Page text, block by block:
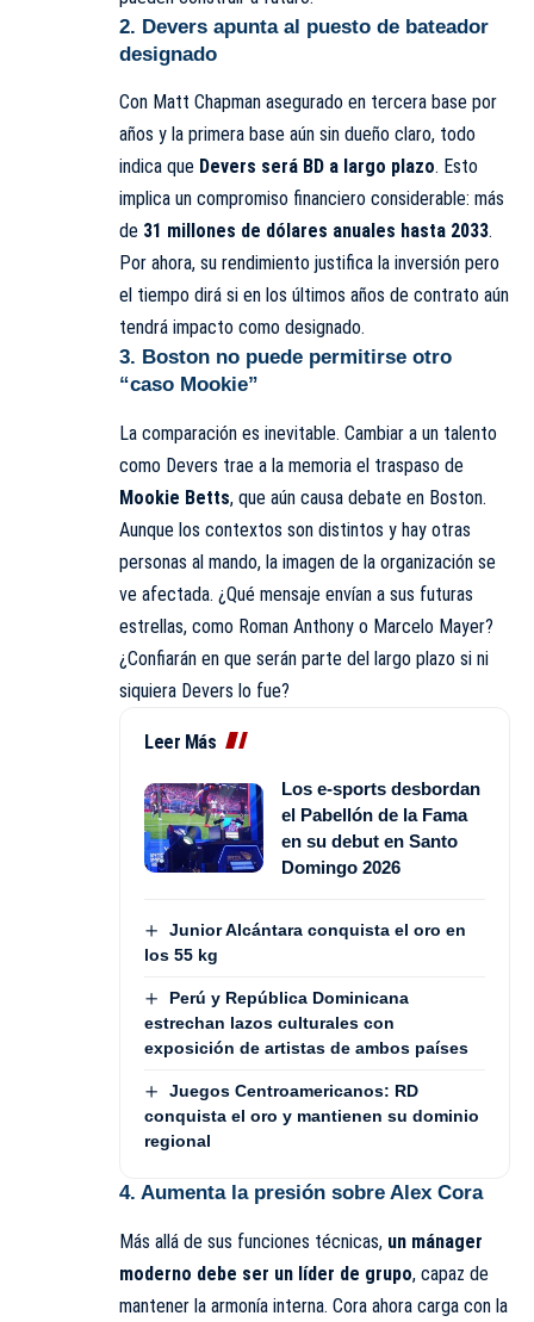
2. Devers apunta al puesto de bateador
designado
Con Matt Chapman asegurado en tercera base por
años y la primera base aún sin dueño claro, todo
indica que Devers será BD a largo plazo. Esto
implica un compromiso financiero considerable: más
de 31 millones de dólares anuales hasta 2033.
Por ahora, su rendimiento justifica la inversión pero
el tiempo dirá si en los últimos años de contrato aún
tendrá impacto como designado.
3. Boston no puede permitirse otro
“caso Mookie”
La comparación es inevitable. Cambiar a un talento
como Devers trae a la memoria el traspaso de
Mookie Betts, que aún causa debate en Boston.
Aunque los contextos son distintos y hay otras
personas al mando, la imagen de la organización se
ve afectada. ¿Qué mensaje envían a sus futuras
estrellas, como Roman Anthony o Marcelo Mayer?
¿Confiarán en que serán parte del largo plazo si ni
siquiera Devers lo fue?
Leer Más
Los e-sports desbordan
el Pabellón de la Fama
en su debut en Santo
Domingo 2026
Junior Alcántara conquista el oro en
los 55 kg
Perú y República Dominicana
estrechan lazos culturales con
exposición de artistas de ambos países
Juegos Centroamericanos: RD
conquista el oro y mantienen su dominio
regional
4. Aumenta la presión sobre Alex Cora
Más allá de sus funciones técnicas, un mánager
moderno debe ser un líder de grupo, capaz de
mantener la armonía interna. Cora ahora carga con la